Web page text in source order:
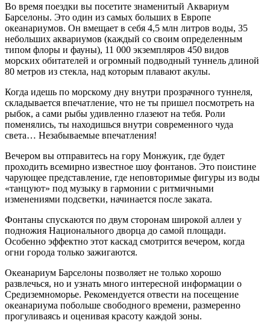
Во время поездки вы посетите знаменитый Аквариум
Барселоны. Это один из самых больших в Европе
океанариумов. Он вмещает в себя 4,5 млн литров воды, 35
небольших аквариумов (каждый со своим определенным
типом флоры и фауны), 11 000 экземпляров 450 видов
морских обитателей и огромный подводный туннель длиной
80 метров из стекла, над которым плавают акулы.
Когда идешь по морскому дну внутри прозрачного туннеля,
складывается впечатление, что не ты пришел посмотреть на
рыбок, а сами рыбы удивленно глазеют на тебя. Роли
поменялись, ты находишься внутри современного чуда
света… Незабываемые впечатления!
Вечером вы отправитесь на гору Монжуик, где будет
проходить всемирно известное шоу фонтанов. Это поистине
чарующее представление, где неповторимые фигуры из воды
«танцуют» под музыку в гармонии с ритмичными
изменениями подсветки, начинается после заката.
Фонтаны спускаются по двум сторонам широкой аллеи у
подножия Национального дворца до самой площади.
Особенно эффектно этот каскад смотрится вечером, когда
огни города только зажигаются.
Океанариум Барселоны позволяет не только хорошо
развлечься, но и узнать много интересной информации о
Средиземноморье. Рекомендуется отвести на посещение
океанариума побольше свободного времени, размеренно
прогуливаясь и оценивая красоту каждой зоны.